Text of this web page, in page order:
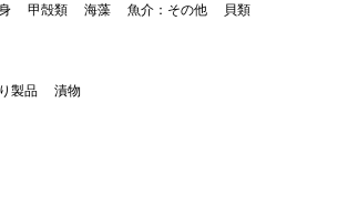
甲殻類 海藻 魚介：その他 貝類
製品 漬物